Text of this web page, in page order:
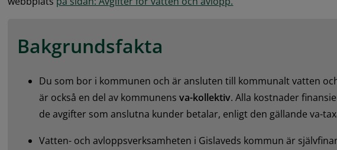
Bakgrundsfakta
Du som bor i kommunen och är ansluten till kommunalt vatten
är också en del av kommunens va-kollektiv. Alla kostnader
de avgifter som anslutna kunder betalar, enligt den gällande va-
Vatten- och avloppsverksamheten i Gislaveds kommun är